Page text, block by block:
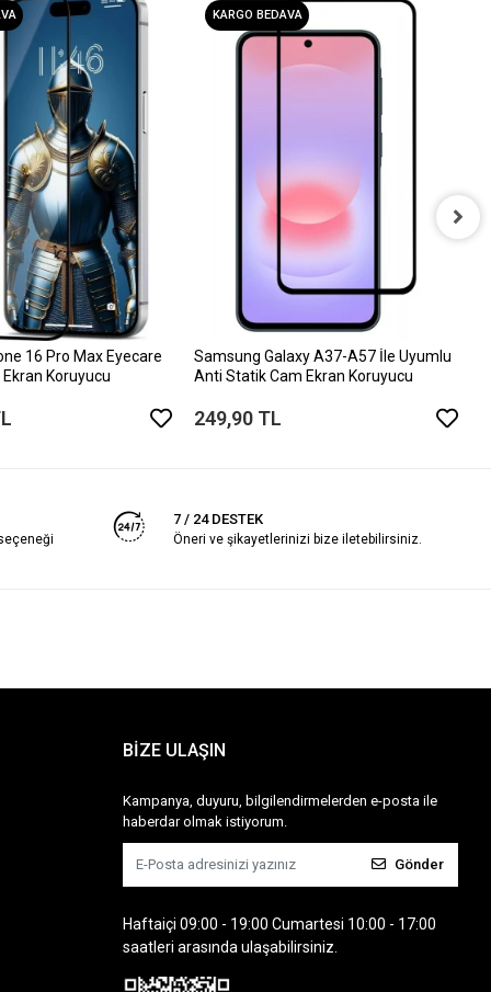
16 Pro Max Eyecare
Ekran Koruyucu
KARGO BEDAVA
Samsung Galaxy A37-A57 İle Uyumlu
Anti Statik Cam Ekran Koruyucu
249,90 TL
7 / 24 DESTEK
Öneri ve şikayetlerinizi bize iletebilirsiniz.
BİZE ULAŞIN
Kampanya, duyuru, bilgilendirmelerden e-posta ile
haberdar olmak istiyorum.
Gönder
Haftaiçi 09:00 - 19:00 Cumartesi 10:00 - 17:00
saatleri arasında ulaşabilirsiniz.